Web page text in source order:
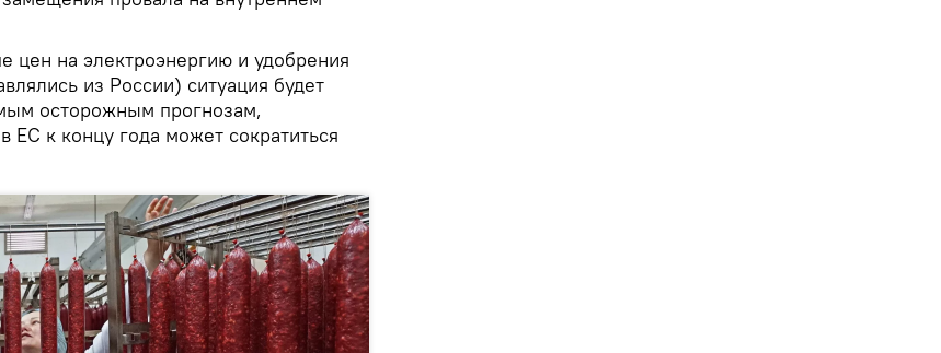
цен на электроэнергию и удобрения
из России) ситуация будет
осторожным прогнозам,
ЕС к концу года может сократиться